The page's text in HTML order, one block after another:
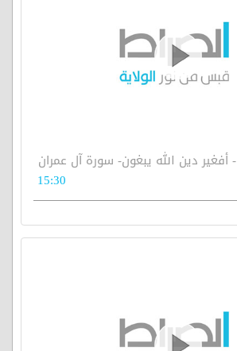
اقرأ وتدبر 776 - أفغير دين الله يبغون- سورة آل عمران
15:30